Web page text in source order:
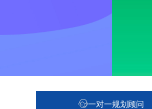
一对一规划顾问